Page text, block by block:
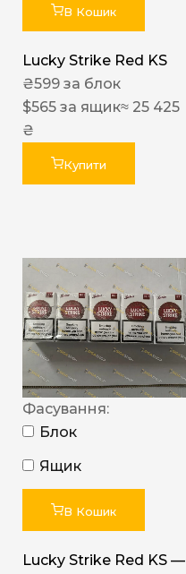
В Кошик
Lucky Strike Red KS
₴599 за блок
$565 за ящик≈ 25 425
₴
Купити
Фасування:
Блок
Ящик
В Кошик
Lucky Strike Red KS —